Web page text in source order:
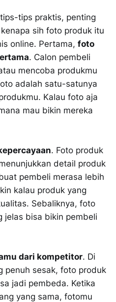
tips praktis, penting
sih foto produk itu
online. Pertama, foto
. Calon pembeli
mencoba produkmu
adalah satu-satunya
Kalau foto aja
mau bikin mereka
. Foto produk
detail produk
pembeli merasa lebih
kalau produk yang
Sebaliknya, foto
jelas bisa bikin pembeli
dari kompetitor. Di
penuh sesak, foto produk
jadi pembeda. Ketika
yang sama, fotomu